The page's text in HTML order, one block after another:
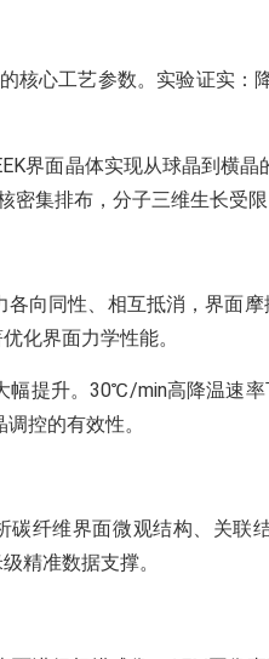
心工艺参数。实验证实：
界面晶体实现从球晶到横
集排布，分子三维生长受
向同性、相互抵消，界面摩
化界面力学性能。
提升。30℃/min高降温速
控的有效性。
纤维界面微观结构、关联
精准数据支撑。